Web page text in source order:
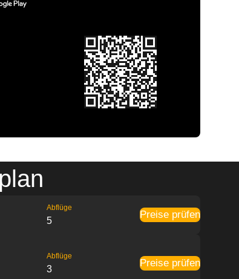
Abflüge
5
Preise prüfen
Abflüge
3
Preise prüfen